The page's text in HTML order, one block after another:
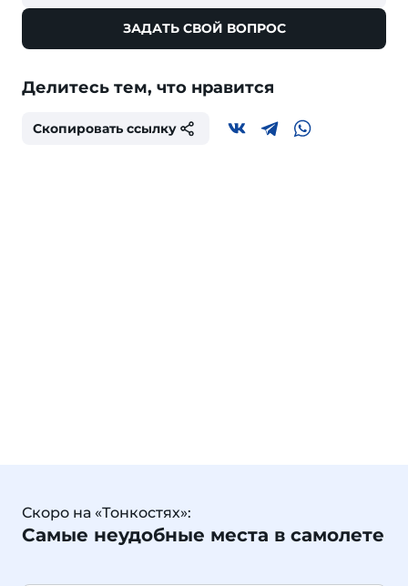
ЗАДАТЬ СВОЙ ВОПРОС
Делитесь тем, что нравится
Скопировать ссылку
Скоро на «Тонкостях»:
Самые неудобные места в самолете